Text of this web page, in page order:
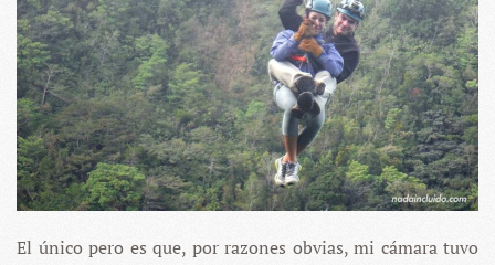
El único pero es que, por razones obvias, mi cámara tuvo